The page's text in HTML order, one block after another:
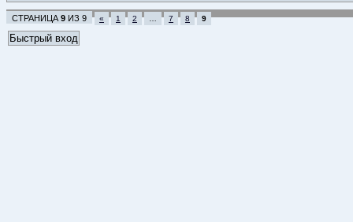
СТРАНИЦА 9 ИЗ 9 « 1 2 7 8 9